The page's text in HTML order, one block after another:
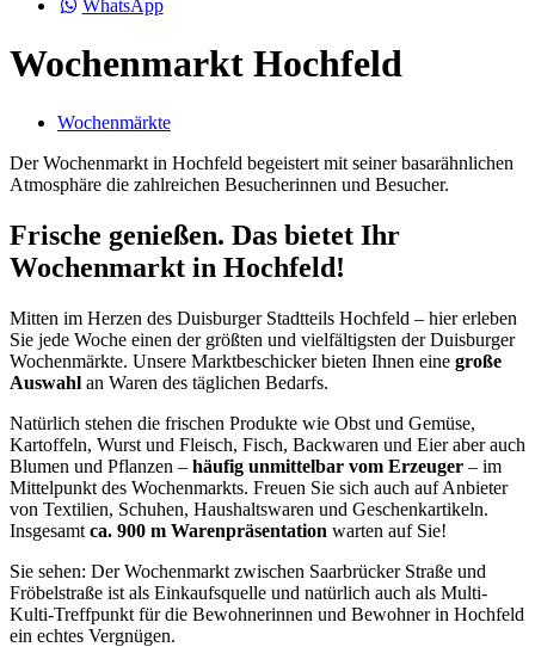
WhatsApp
Wochenmarkt Hochfeld
Wochenmärkte
Der Wochenmarkt in Hochfeld begeistert mit seiner basarähnlichen
Atmosphäre die zahlreichen Besucherinnen und Besucher.
Frische genießen. Das bietet Ihr
Wochenmarkt in Hochfeld!
Mitten im Herzen des Duisburger Stadtteils Hochfeld – hier erleben
Sie jede Woche einen der größten und vielfältigsten der Duisburger
Wochenmärkte. Unsere Marktbeschicker bieten Ihnen eine große
Auswahl an Waren des täglichen Bedarfs.
Natürlich stehen die frischen Produkte wie Obst und Gemüse,
Kartoffeln, Wurst und Fleisch, Fisch, Backwaren und Eier aber auch
Blumen und Pflanzen – häufig unmittelbar vom Erzeuger – im
Mittelpunkt des Wochenmarkts. Freuen Sie sich auch auf Anbieter
von Textilien, Schuhen, Haushaltswaren und Geschenkartikeln.
Insgesamt ca. 900 m Warenpräsentation warten auf Sie!
Sie sehen: Der Wochenmarkt zwischen Saarbrücker Straße und
Fröbelstraße ist als Einkaufsquelle und natürlich auch als Multi-
Kulti-Treffpunkt für die Bewohnerinnen und Bewohner in Hochfeld
ein echtes Vergnügen.